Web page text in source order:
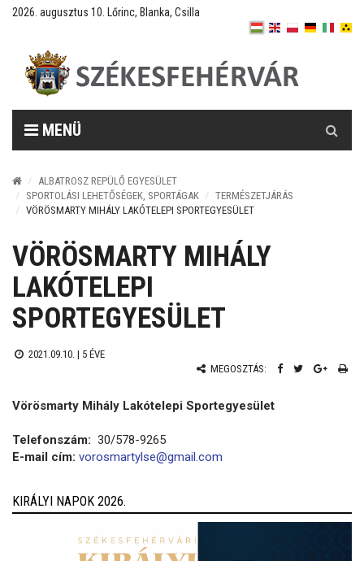
2026. augusztus 10. Lőrinc, Blanka, Csilla
MENÜ
ALBATROSZ REPÜLŐ EGYESÜLET
SPORTOLÁSI LEHETŐSÉGEK, SPORTÁGAK
TERMÉSZETJÁRÁS
VÖRÖSMARTY MIHÁLY LAKÓTELEPI SPORTEGYESÜLET
VÖRÖSMARTY MIHÁLY
LAKÓTELEPI
SPORTEGYESÜLET
2021.09.10. | 5 ÉVE
MEGOSZTÁS:
Vörösmarty Mihály Lakótelepi Sportegyesület
Telefonszám: 30/578-9265
E-mail cím: vorosmartylse@gmail.com
KIRÁLYI NAPOK 2026.